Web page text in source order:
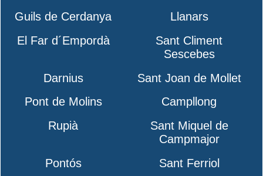
Guils de Cerdanya
Llanars
El Far d´Empordà
Sant Climent
Sescebes
Darnius
Sant Joan de Mollet
Pont de Molins
Campllong
Rupià
Sant Miquel de
Campmajor
Pontós
Sant Ferriol